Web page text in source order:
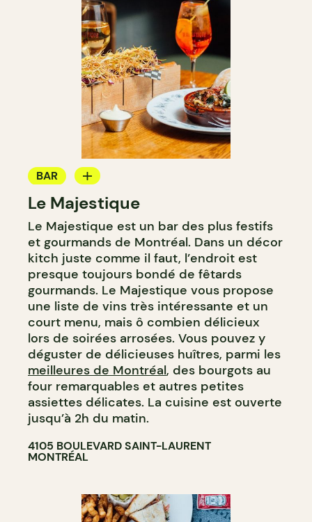
BAR
BAR À VIN
BAR À COCKTAIL
Le Majestique
Le Majestique est un bar des plus festifs
et gourmands de Montréal. Dans un décor
kitch juste comme il faut, l’endroit est
presque toujours bondé de fêtards
gourmands. Le Majestique vous propose
une liste de vins très intéressante et un
court menu, mais ô combien délicieux
lors de soirées arrosées. Vous pouvez y
déguster de délicieuses huîtres, parmi les
meilleures de Montréal, des bourgots au
four remarquables et autres petites
assiettes délicates. La cuisine est ouverte
jusqu’à 2h du matin.
4105 BOULEVARD SAINT-LAURENT
MONTRÉAL